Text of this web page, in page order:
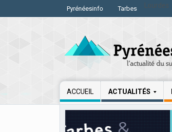
Pyrénéesinfo Tarbes Lourdes
ACCUEIL ACTUALITÉS